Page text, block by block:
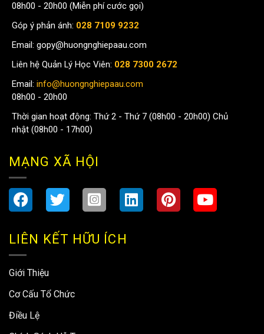
08h00 - 20h00 (Miễn phí cước gọi)
Góp ý phản ánh: 028 7109 9232
Email: gopy@huongnghiepaau.com
Liên hệ Quản Lý Học Viên: 028 7300 2672
Email: info@huongnghiepaau.com
08h00 - 20h00
Thời gian hoạt động: Thứ 2 - Thứ 7 (08h00 - 20h00) Chủ
nhật (08h00 - 17h00)
MẠNG XÃ HỘI
LIÊN KẾT HỮU ÍCH
Giới Thiệu
Cơ Cấu Tổ Chức
Điều Lệ